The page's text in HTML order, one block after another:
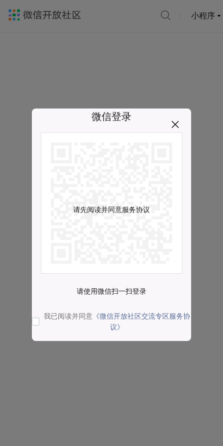
小程序
微信登录
请先阅读并同意服务协议
请使用微信扫一扫登录
我已阅读并同意 《微信开放社区交流专区服务协
议》